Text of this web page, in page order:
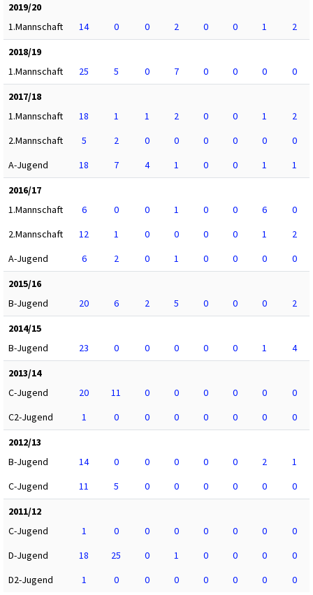
2019/20
1.Mannschaft
14 0 0 2 0 0 1
2
2018/19
1.Mannschaft
25 5 0 7 0 0 0
0
2017/18
1.Mannschaft
18 1 1 2 0 0 1
2
2.Mannschaft
5 2 0 0 0 0 0
0
A-Jugend
18 7 4 1 0 0 1
1
2016/17
1.Mannschaft
6 0 0 1 0 0 6
0
2.Mannschaft
12 1 0 0 0 0 1
2
A-Jugend
6 2 0 1 0 0 0
0
2015/16
B-Jugend
20 6 2 5 0 0 0
2
2014/15
B-Jugend
23 0 0 0 0 0 1
4
2013/14
C-Jugend
20 11 0 0 0 0 0
0
C2-Jugend
1 0 0 0 0 0 0
0
2012/13
B-Jugend
14 0 0 0 0 0 2
1
C-Jugend
11 5 0 0 0 0 0
0
2011/12
C-Jugend
1 0 0 0 0 0 0
0
D-Jugend
18 25 0 1 0 0 0
0
D2-Jugend
1 0 0 0 0 0 0 0